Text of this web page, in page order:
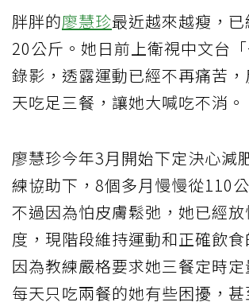
胖胖的廖慧珍最近越來越瘦，
20公斤。她日前上衛視中文台「
錄影，透露運動已經不再痛苦
天吃足三餐，讓她大喊吃不消。
廖慧珍今年3月開始下定決心減
練協助下，8個多月慢慢從110
不過因為怕皮膚鬆弛，她已經
度，現階段維持運動和正確飲食
因為教練嚴格要求她三餐定時
每天只吃兩餐的她有些困擾，